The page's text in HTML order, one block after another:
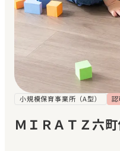
お気に入り
見学日記
メッセージ
おすすめの園
小規模保育事業所（A型） 認
ＭＩＲＡＴＺ六